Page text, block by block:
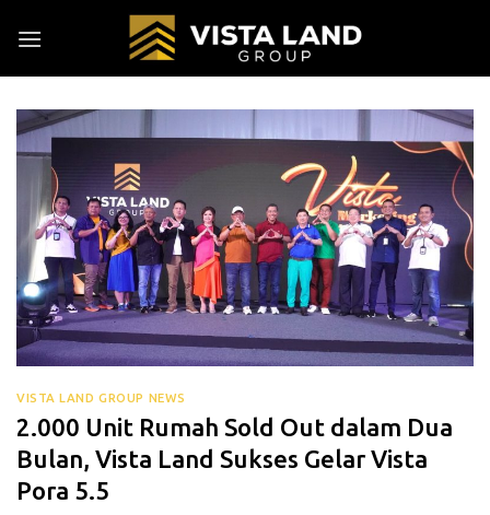
VISTA LAND GROUP NEWS
2.000 Unit Rumah Sold Out dalam Dua
Bulan, Vista Land Sukses Gelar Vista
Pora 5.5